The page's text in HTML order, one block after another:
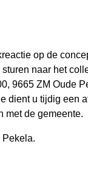
op de
naar het
9665 ZM Oude
dient u tijdig een
met de gemeente.
Pekela.